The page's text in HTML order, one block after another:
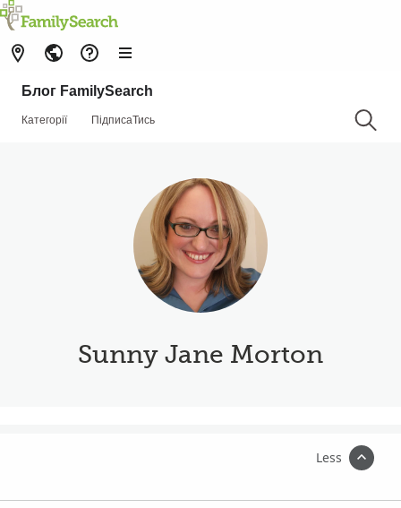
Блог FamilySearch
Категорії ПідписаТись
Sunny Jane Morton